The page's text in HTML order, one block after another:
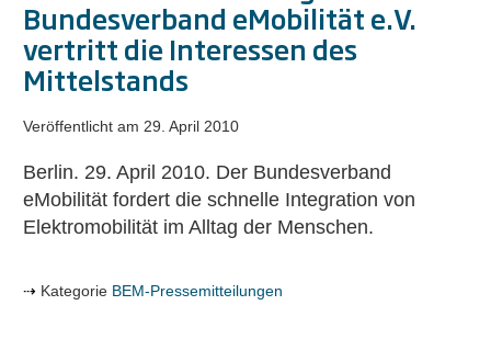
Bundesverband eMobilität e.V.
vertritt die Interessen des
Mittelstands
Veröffentlicht am 29. April 2010
Berlin. 29. April 2010. Der Bundesverband
eMobilität fordert die schnelle Integration von
Elektromobilität im Alltag der Menschen.
Kategorie BEM-Pressemitteilungen